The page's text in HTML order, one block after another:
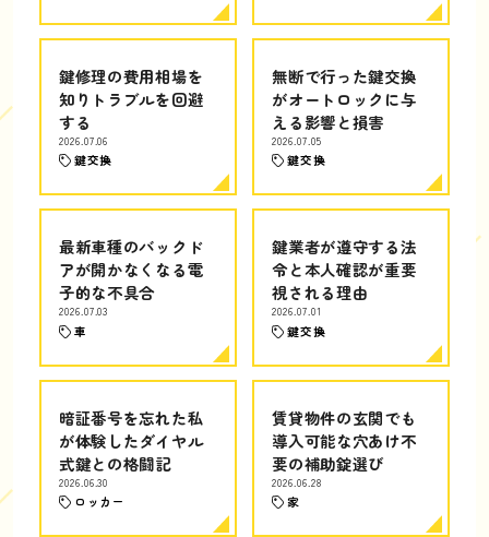
鍵修理の費用相場を
知りトラブルを回避
する
2026.07.06
鍵交換
無断で行った鍵交換
がオートロックに与
える影響と損害
2026.07.05
鍵交換
最新車種のバックド
アが開かなくなる電
子的な不具合
2026.07.03
車
鍵業者が遵守する法
令と本人確認が重要
視される理由
2026.07.01
鍵交換
暗証番号を忘れた私
が体験したダイヤル
式鍵との格闘記
2026.06.30
ロッカー
賃貸物件の玄関でも
導入可能な穴あけ不
要の補助錠選び
2026.06.28
家